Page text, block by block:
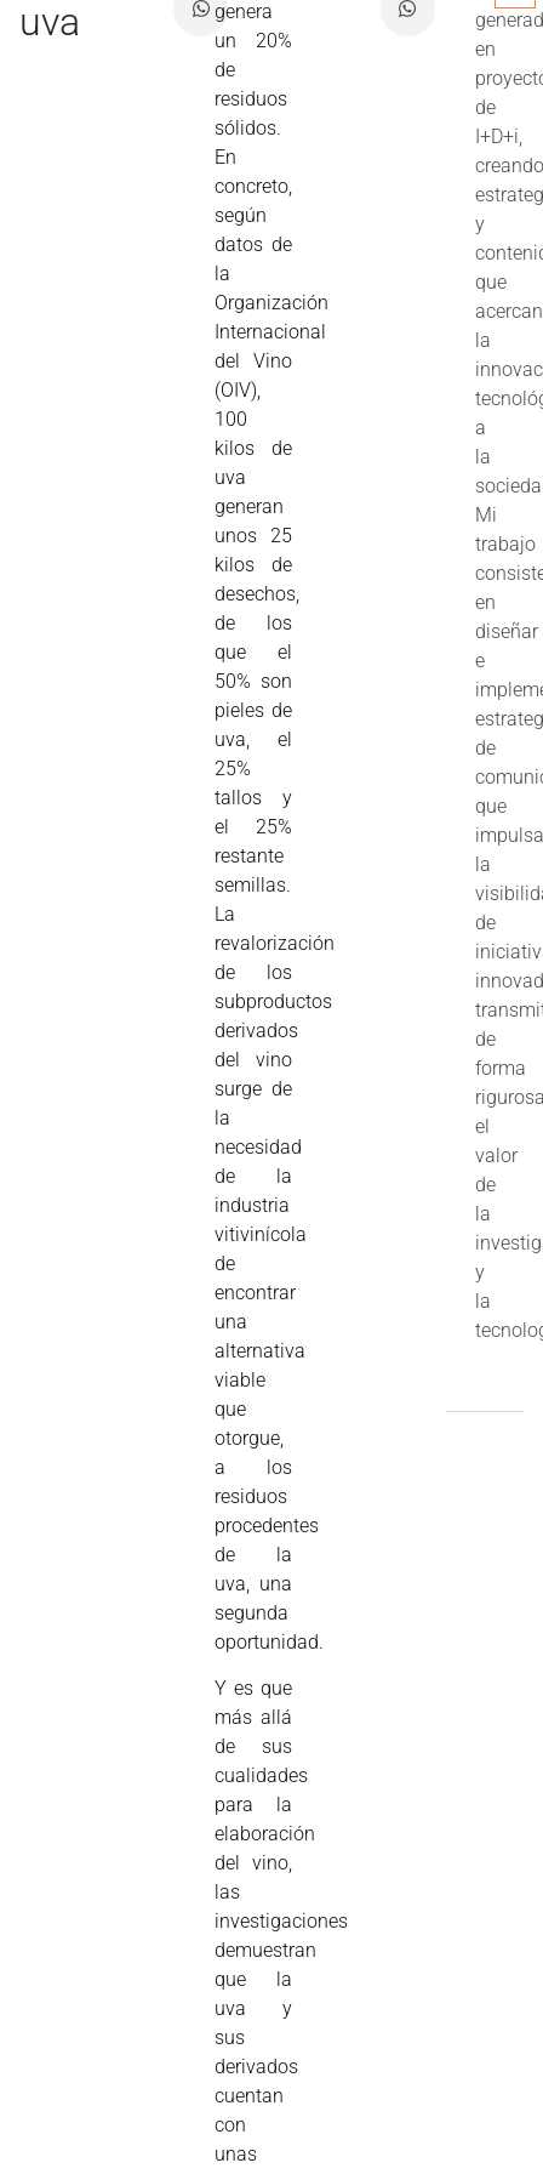
uva
genera
un 20%
de
residuos
sólidos.
En
concreto,
según
datos de
la
Organización
Internacional
del Vino
(OIV),
100
kilos de
uva
generan
unos 25
kilos de
desechos,
de los
que el
50% son
pieles de
uva, el
25%
tallos y
el 25%
restante
semillas.
La
revalorización
de los
subproductos
derivados
del vino
surge de
la
necesidad
de la
industria
vitivinícola
de
encontrar
una
alternativa
viable
que
otorgue,
a los
residuos
procedentes
de la
uva, una
segunda
oportunidad.
Y es que
más allá
de sus
cualidades
para la
elaboración
del vino,
las
investigaciones
demuestran
que la
uva y
sus
derivados
cuentan
con
unas
en
de
I+D+i,
y
que
acercan
la
a
la
Mi
trabajo
en
diseñar
e
de
que
la
de
de
forma
el
valor
de
la
y
la